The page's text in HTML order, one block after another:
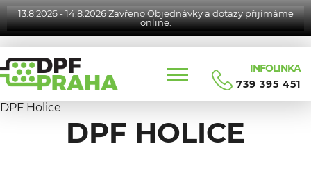
13.8.2026 - 14.8.2026 Zavřeno Objednávky a dotazy přijímáme
online.
INFOLINKA
739 395 451
DPF Holice
DPF HOLICE